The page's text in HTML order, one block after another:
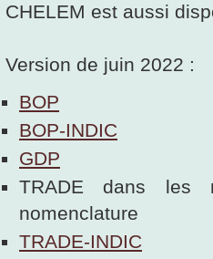
CHELEM est aussi
Version de juin 2022 :
BOP
BOP-INDIC
GDP
TRADE dans les
nomenclature
TRADE-INDIC